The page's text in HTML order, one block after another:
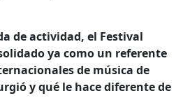
de actividad, el Festival
ya como un referente
de música de
y qué le hace diferente de